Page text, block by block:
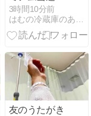
3時間10分前
はむの冷蔵庫のあるﾓﾉで！節約夜ごはんレシピ
友のうたがき